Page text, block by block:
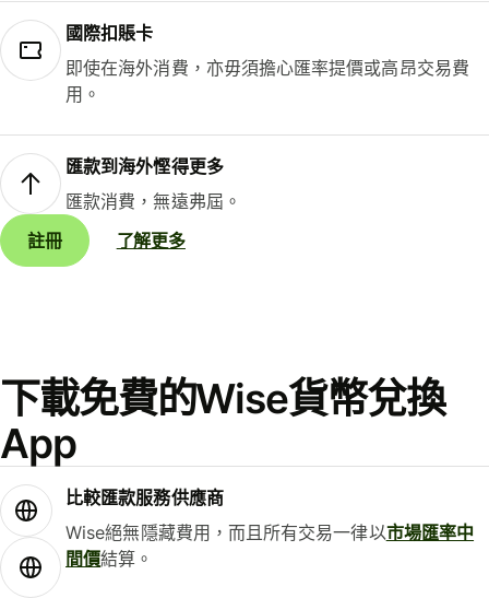
國際扣賬卡
即使在海外消費，亦毋須擔心匯率提價或高昂交易費
用。
匯款到海外慳得更多
匯款消費，無遠弗屆。
註冊
了解更多
下載免費的Wise貨幣兌換
App
比較匯款服務供應商
Wise絕無隱藏費用，而且所有交易一律以市場匯率中
間價結算。